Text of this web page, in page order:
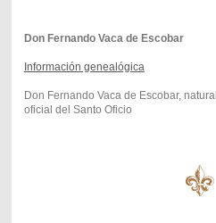
Don Fernando Vaca de Escobar
Información genealógica
Don Fernando Vaca de Escobar,
oficial del Santo Oficio